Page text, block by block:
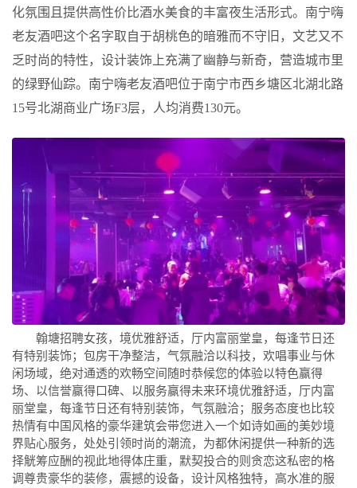
化氛围且提供高性价比酒水美食的丰富夜生活形式。南宁嗨
老友酒吧这个名字取自于胡桃色的暗雅而不守旧，文艺又不
乏时尚的特性，设计装饰上充满了幽静与新奇，营造城市里
的绿野仙踪。南宁嗨老友酒吧位于南宁市西乡塘区北湖北路
15号北湖商业广场F3层，人均消费130元。
翰塘招聘女孩，境优雅舒适，厅内富丽堂皇，每逢节日还
有特别装饰；包房干净整洁，气氛融洽以科技，欢唱事业与休
闲场域，绝对通透的欢畅空间随时恭候您的体验以特色赢得
场、以信誉赢得口碑、以服务赢得未来环境优雅舒适，厅内富
丽堂皇，每逢节日还有特别装饰，气氛融洽；服务态度也比较
热情有中国风格的豪华建筑会带您进入一个如诗如画的美妙境
界贴心服务，处处引领时尚的潮流，为都休闲提供一种新的选
择觥筹应酬的视此地得体庄重，默契投合的则贪恋这私密的格
调尊贵豪华的装修，震撼的设备，设计风格独特，高水准的服